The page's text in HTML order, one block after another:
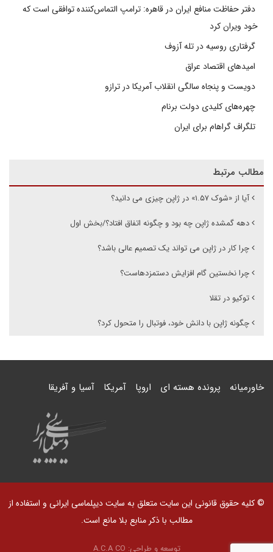
دفتر حفاظت منافع ایران در قاهره: ترامپ التماس‌کننده توافقی است که
خود ویران کرد
گرفتاری روسیه در تله آزوف
امیدهای اقتصاد عراق
دویست و پنجاه سالگی انقلاب آمریکا در ترازو
چهره‌های کلیدی دولت برنام
تلگراف گراهام برای ایران
مطالب مرتبط
آیا از «شوک ۱.۵۷» در ژاپن چیزی می دانید؟
دهه گمشده ژاپن چه بود و چگونه اتفاق افتاد؟/بخش اول
چرا کار در ژاپن می تواند یک تصمیم عالی باشد؟
چرا نخستین گام افزایش دستمزدهاست؟
توکیو در تقلا
چگونه ژاپن با دانش خود، فوتبال را متحول کرد؟
خاورمیانه پرونده هسته ای اروپا آمریکا آسیا و آفریقا
© کلیه حقوق قانونی این سایت متعلق به سایت دیپلماسی ایرانی و استفاده از
مطالب با ذکر منابع بلا مانع است.
توسعه و طراحی: A.C.A CO